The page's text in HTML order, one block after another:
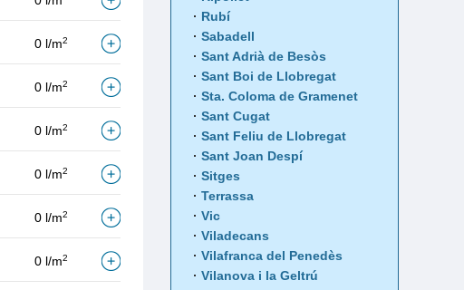
0 l/m2
0 l/m2
0 l/m2
0 l/m2
0 l/m2
0 l/m2
Rubí
Sabadell
Sant Adrià de Besòs
Sant Boi de Llobregat
Sta. Coloma de Gramenet
Sant Cugat
Sant Feliu de Llobregat
Sant Joan Despí
Sitges
Terrassa
Vic
Viladecans
Vilafranca del Penedès
Vilanova i la Geltrú